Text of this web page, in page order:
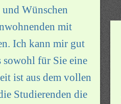
Wünschen
mit
Ich kann mir gut
sowohl für Sie eine
ist aus dem vollen
Studierenden die